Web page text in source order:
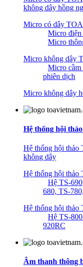
không dây hồng
Micro có dây TOA
Micro
Micro
Micro không dây
Micro cầm
phiên dịch
Micro không dây
Hệ thống hội
Hệ thống hội thảo
không dây
Hệ thống hội thảo
Hệ TS-690
680, TS-
Hệ thống hội thảo
Hệ TS-
920RC
Âm thanh thông